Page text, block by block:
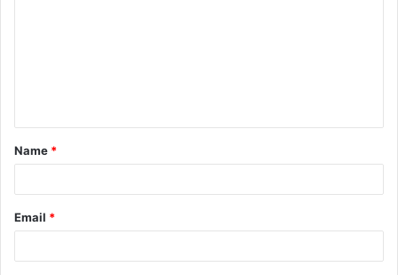
Name *
Email *